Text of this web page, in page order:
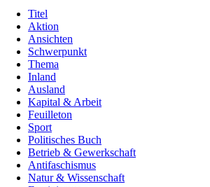
Titel
Aktion
Ansichten
Schwerpunkt
Thema
Inland
Ausland
Kapital & Arbeit
Feuilleton
Sport
Politisches Buch
Betrieb & Gewerkschaft
Antifaschismus
Natur & Wissenschaft